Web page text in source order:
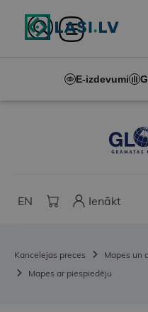
E-izdevumi
EN Ienākt
Kancelejas preces
Mapes un
Mapes ar piespiedēju